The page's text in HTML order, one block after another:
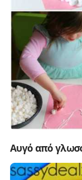
Αυγό από